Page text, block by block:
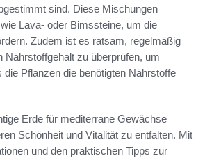
sind. Diese Mischungen
Lava- oder Bimssteine, um die
Zudem ist es ratsam, regelmäßig
Nährstoffgehalt zu überprüfen, um
Pflanzen die benötigten Nährstoffe
Erde für mediterrane Gewächse
Schönheit und Vitalität zu entfalten. Mit
und den praktischen Tipps zur